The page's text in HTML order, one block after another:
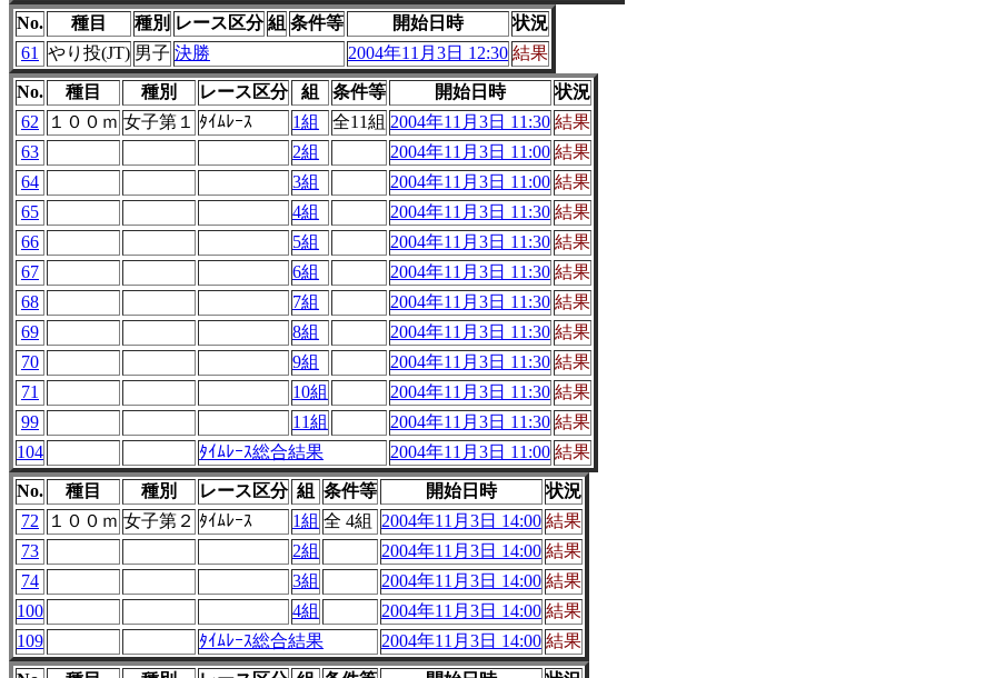
No. 種目 種別 レース区分 組 条件等 開始日時
状況
61
やり投(JT) 男子 決勝 2004年11月3日 12:30 結果
No. 種目 種別 レース区分 組 条件等 開始日時
状況
62
１００ｍ 女子第１ ﾀｲﾑﾚｰｽ 1組 全11組 2004年11月3日 11:30 結果
63
2組 2004年11月3日 11:00 結果
64
3組 2004年11月3日 11:00 結果
65
4組 2004年11月3日 11:30 結果
66
5組 2004年11月3日 11:30 結果
67
6組 2004年11月3日 11:30 結果
68
7組 2004年11月3日 11:30 結果
69
8組 2004年11月3日 11:30 結果
70
9組 2004年11月3日 11:30 結果
71
10組 2004年11月3日 11:30 結果
99
11組 2004年11月3日 11:30 結果
104
ﾀｲﾑﾚｰｽ総合結果 2004年11月3日 11:00 結果
No. 種目 種別 レース区分 組 条件等 開始日時
状況
72
１００ｍ 女子第２ ﾀｲﾑﾚｰｽ 1組 全 4組 2004年11月3日 14:00 結果
73
2組 2004年11月3日 14:00 結果
74
3組 2004年11月3日 14:00 結果
100
4組 2004年11月3日 14:00 結果
109
ﾀｲﾑﾚｰｽ総合結果 2004年11月3日 14:00 結果